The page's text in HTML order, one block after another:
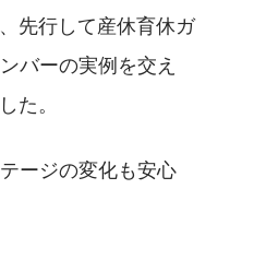
先行して産休育休ガ
バーの実例を交え
た。
ージの変化も安心